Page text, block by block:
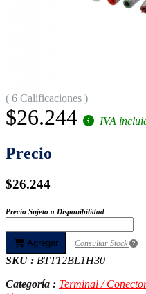
( 6 Calificaciones )
$26.244 IVA
Precio
$26.244
Precio Sujeto a Disponibilidad
Agregar Consultar Stock
SKU : BTT12BL1H30
Categoría : Terminal /